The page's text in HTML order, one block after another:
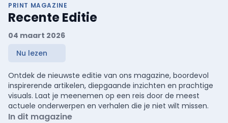
PRINT MAGAZINE
Recente Editie
04 maart 2026
Nu lezen
Ontdek de nieuwste editie van ons magazine, boordevol
inspirerende artikelen, diepgaande inzichten en prachtige
visuals. Laat je meenemen op een reis door de meest
actuele onderwerpen en verhalen die je niet wilt missen.
In dit magazine